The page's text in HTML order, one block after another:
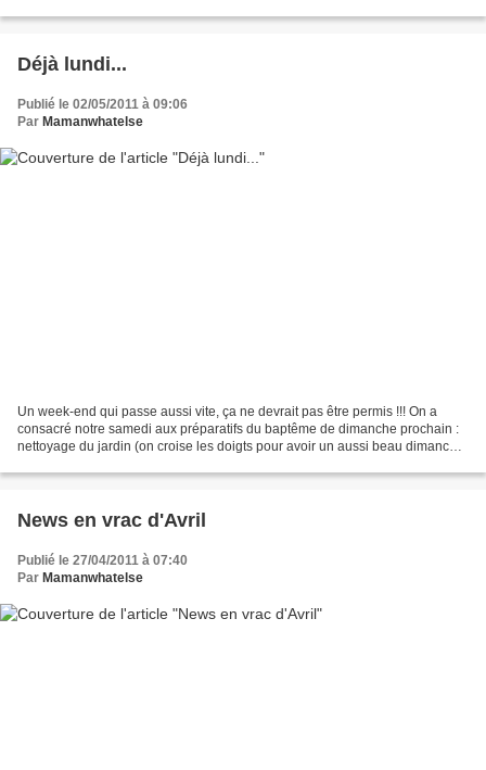
Déjà lundi...
Publié le 02/05/2011 à 09:06
Par Mamanwhatelse
Un week-end qui passe aussi vite, ça ne devrait pas être permis !!! On a
consacré notre samedi aux préparatifs du baptême de dimanche prochain :
nettoyage du jardin (on croise les doigts pour avoir un aussi beau dimanche
News en vrac d'Avril
Publié le 27/04/2011 à 07:40
Par Mamanwhatelse